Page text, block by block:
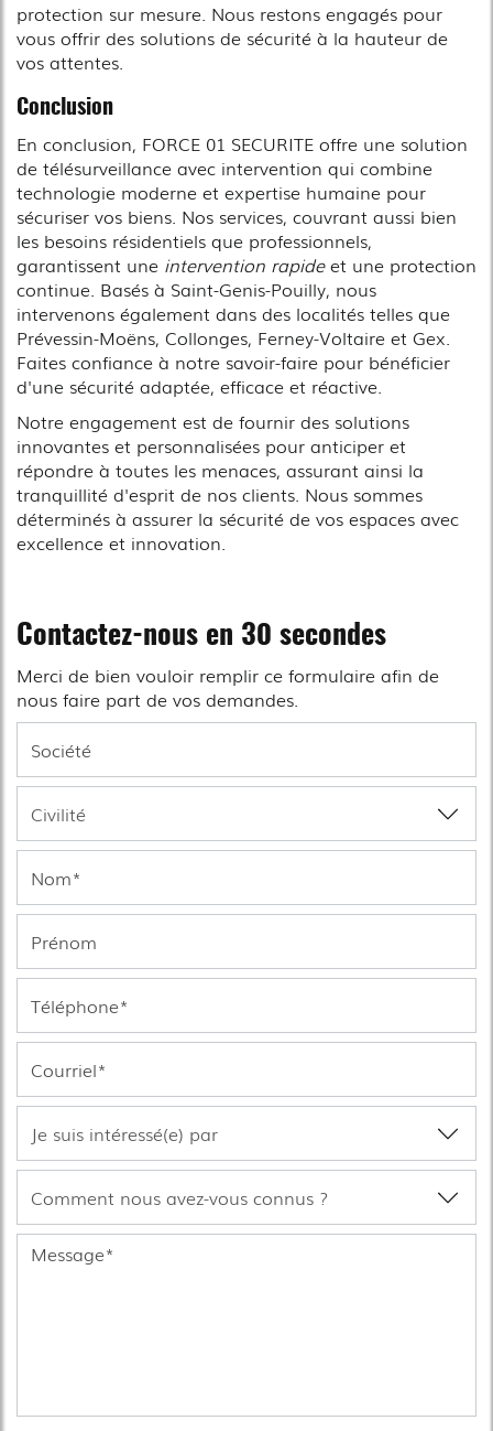
protection sur mesure. Nous restons engagés pour
vous offrir des solutions de sécurité à la hauteur de
vos attentes.
Conclusion
En conclusion, FORCE 01 SECURITE offre une solution
de télésurveillance avec intervention qui combine
technologie moderne et expertise humaine pour
sécuriser vos biens. Nos services, couvrant aussi bien
les besoins résidentiels que professionnels,
garantissent une intervention rapideet une protection
continue. Basés à Saint-Genis-Pouilly, nous
intervenons également dans des localités telles que
Prévessin-Moëns, Collonges, Ferney-Voltaire et Gex.
Faites confiance à notre savoir-faire pour bénéficier
d'une sécurité adaptée, efficace et réactive.
Notre engagement est de fournir des solutions
innovantes et personnalisées pour anticiper et
répondre à toutes les menaces, assurant ainsi la
tranquillité d'esprit de nos clients. Nous sommes
déterminés à assurer la sécurité de vos espaces avec
excellence et innovation.
Contactez-nous en 30 secondes
Merci de bien vouloir remplir ce formulaire afin de
nous faire part de vos demandes.